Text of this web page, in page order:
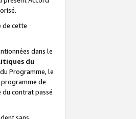
de cette
dans le
du
Programme, le
programme de
du contrat passé